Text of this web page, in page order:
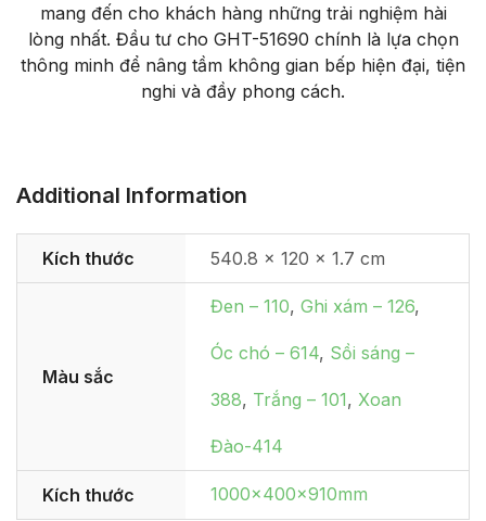
mang đến cho khách hàng những trải nghiệm hài
lòng nhất. Đầu tư cho GHT-51690 chính là lựa chọn
thông minh để nâng tầm không gian bếp hiện đại, tiện
nghi và đầy phong cách.
Additional Information
Kích thước 540.8 × 120 × 1.7 cm
Màu sắc
Đen – 110, Ghi xám – 126,
Óc chó – 614, Sồi sáng –
388, Trắng – 101, Xoan
Đào-414
Kích thước 1000x400x910mm